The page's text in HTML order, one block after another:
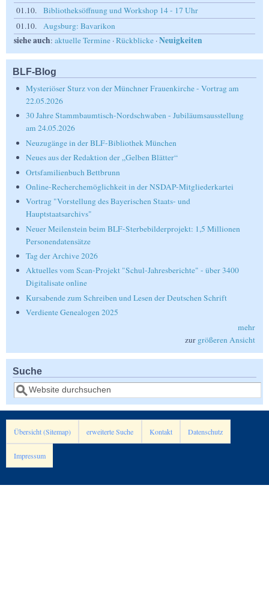
01.10.
Bibliotheksöffnung und Workshop 14 - 17 Uhr
01.10.
Augsburg: Bavarikon
siehe auch: aktuelle Termine ·Rückblicke ·Neuigkeiten
BLF-Blog
Mysteriöser Sturz von der Münchner Frauenkirche - Vortrag am
22.05.2026
30 Jahre Stammbaumtisch-Nordschwaben - Jubiläumsausstellung
am 24.05.2026
Neuzugänge in der BLF-Bibliothek München
Neues aus der Redaktion der „Gelben Blätter“
Ortsfamilienbuch Bettbrunn
Online-Recherchemöglichkeit in der NSDAP-Mitgliederkartei
Vortrag "Vorstellung des Bayerischen Staats- und
Hauptstaatsarchivs"
Neuer Meilenstein beim BLF-Sterbebilderprojekt: 1,5 Millionen
Personendatensätze
Tag der Archive 2026
Aktuelles vom Scan-Projekt "Schul-Jahresberichte" - über 3400
Digitalisate online
Kursabende zum Schreiben und Lesen der Deutschen Schrift
Verdiente Genealogen 2025
mehr
zur größeren Ansicht
Suche
Suche
Übersicht (Sitemap) erweiterte Suche Kontakt Datenschutz
Impressum